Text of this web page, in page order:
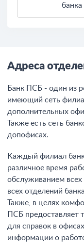
Адреса
Банк ПСБ - один из
имеющий сеть
дополнительных
Также есть сеть
допофисах.
Каждый филиал
различное время
обслуживанием всех
всех отделений
Также, в целях
ПСБ предоставляет
для справок в
информации о